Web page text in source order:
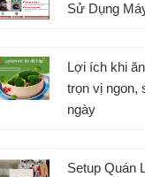
Sử Dụng
Lợi ích khi
trọn vị ngon,
ngày
Setup Quán